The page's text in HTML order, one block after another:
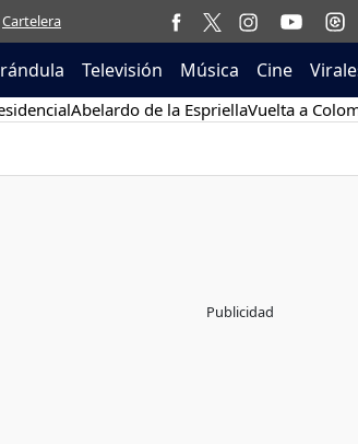
Cartelera
Televisión Música Cine
Abelardo de la EspriellaVuelta a